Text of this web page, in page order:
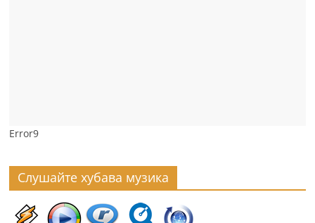
Error9
Слушайте хубава музика